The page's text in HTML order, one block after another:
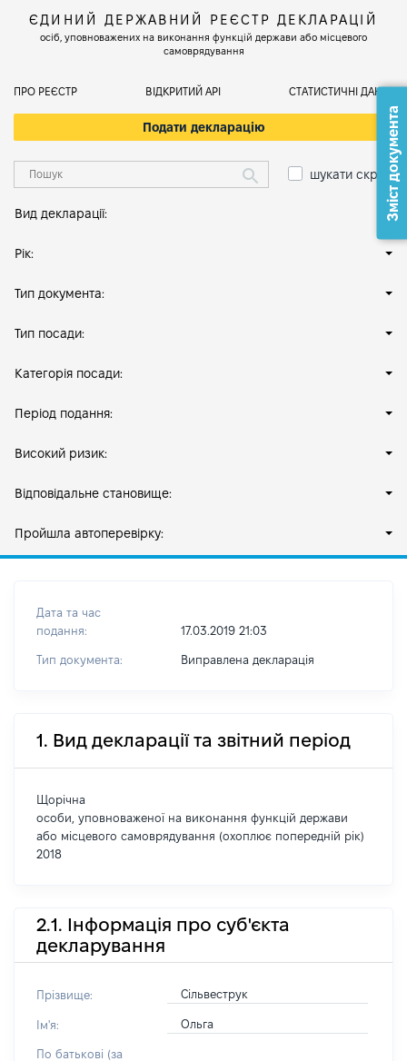
ЄДИНИЙ ДЕРЖАВНИЙ РЕЄСТР ДЕКЛАРАЦІЙ
осіб, уповноважених на виконання функцій держави або місцевого
самоврядування
ПРО РЕЄСТР ВІДКРИТИЙ АРІ СТАТИСТИЧНІ ДАНІ
Подати декларацію
шукати скрізь
Вид декларації:
Рік:
Тип документа:
Тип посади:
Категорія посади:
Період подання:
Високий ризик:
Відповідальне становище:
Пройшла автоперевірку:
Дата та час
подання:
17.03.2019 21:03
Тип документа: Виправлена декларація
1. Вид декларації та звітний період
Щорічна
особи, уповноваженої на виконання функцій держави
або місцевого самоврядування (охоплює попередній рік)
2018
2.1. Інформація про суб'єкта
декларування
Прізвище: Сільвеструк
Ім'я: Ольга
По батькові (за
Зміст документа